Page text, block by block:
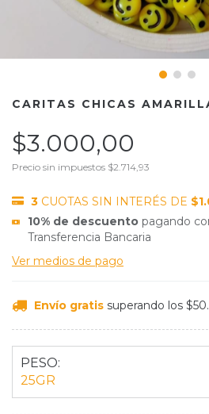
CARITAS CHICAS
$3.000,00
Precio sin impuestos $2.714,93
3 CUOTAS SIN INTERÉS DE
10% de descuento pagando
Transferencia Bancaria
Ver medios de pago
Envío gratis superando los
PESO:
25GR